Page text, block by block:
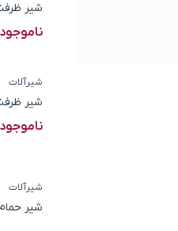
شیر
ناموجود
شیرآلات
شیر
ناموجود
شیرآلات
شیر